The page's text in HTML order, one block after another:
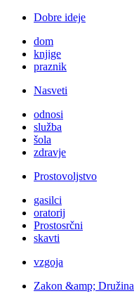
Dobre ideje
dom
knjige
praznik
Nasveti
odnosi
služba
šola
zdravje
Prostovoljstvo
gasilci
oratorij
Prostosrčni
skavti
vzgoja
Zakon &amp; Družina